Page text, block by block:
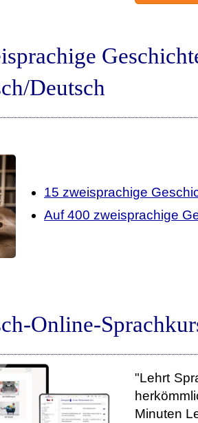
Deutsch
15 zweisprachige
Auf 400 zweisprachige
Online-
"Lehrt
Minuten